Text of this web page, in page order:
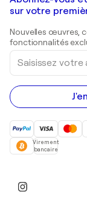
Shepard Fairey
Peintures de
Estampes
Peintures
Galeries d'art en
sur votre
Nouvelles œuvres,
fonctionnalités
Saisissez
votre
adresse
e-
mail
Virement
bancaire